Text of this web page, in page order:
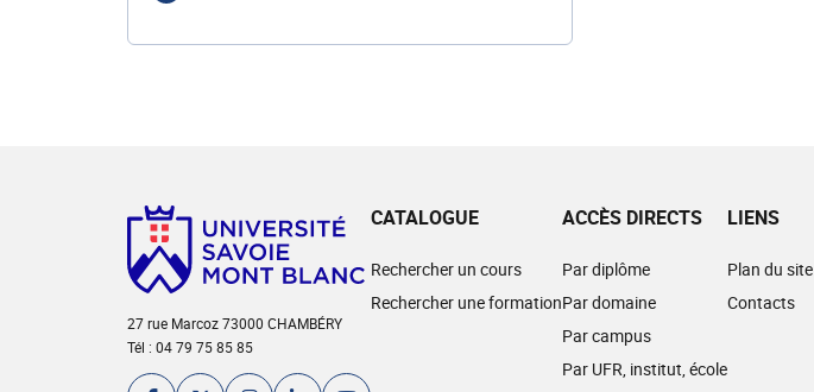
27 rue Marcoz 73000 CHAMBÉRY
Tél : 04 79 75 85 85
CATALOGUE
Rechercher un cours
Rechercher une formation
ACCÈS DIRECTS
Par diplôme
Par domaine
Par campus
Par UFR, institut, école
LIENS
Plan du site
Contacts